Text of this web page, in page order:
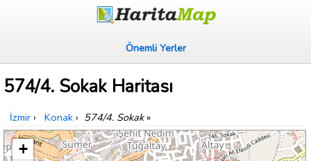
Önemli Yerler
574/4. Sokak Haritası
İzmir › Konak › 574/4. Sokak»
+